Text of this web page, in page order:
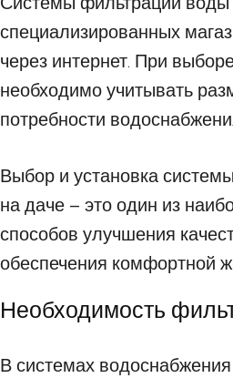
специализированных
через интернет. При
необходимо учитывать
потребности
Выбор и установка
на даче – это один из
способов улучшения
обеспечения комфортной
Необходимость
В системах